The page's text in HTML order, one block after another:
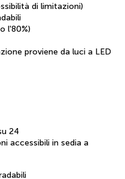
di limitazioni)
l'80%)
proviene da luci a LED
24
accessibili in sedia a